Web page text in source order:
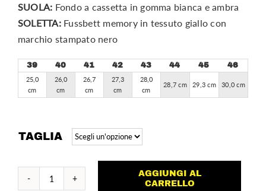
SUOLA: Fondo a cassetta in gomma bianca e ambra
SOLETTA: Fussbett memory in tessuto giallo con
marchio stampato nero
39 40 41 42 43 44 45 46
25,0
cm
26,0
cm
26,7
cm
27,3
cm
28,0
cm
28,7 cm 29,3 cm 30,0 cm
TAGLIA
Duke
AGGIUNGI AL
CARRELLO